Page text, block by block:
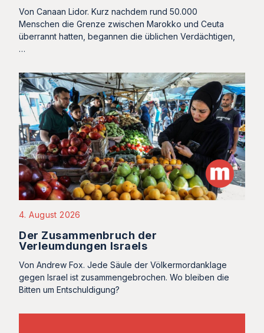
Von Canaan Lidor. Kurz nachdem rund 50.000
Menschen die Grenze zwischen Marokko und Ceuta
überrannt hatten, begannen die üblichen Verdächtigen,
…
4. August 2026
Der Zusammenbruch der
Verleumdungen Israels
Von Andrew Fox. Jede Säule der Völkermordanklage
gegen Israel ist zusammengebrochen. Wo bleiben die
Bitten um Entschuldigung?